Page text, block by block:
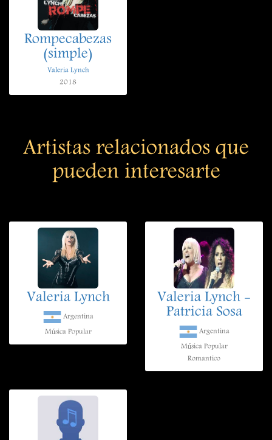
Rompecabezas
(simple)
Valeria Lynch
2018
Artistas relacionados que
pueden interesarte
Valeria Lynch
Argentina
Música Popular
Valeria Lynch -
Patricia Sosa
Argentina
Música Popular
Romantico